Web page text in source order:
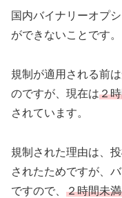
国内バイナリーオプ
ができないことです。
規制が適用される前
のですが、現在は２
されています。
規制された理由は、
されたためですが、
ですので、 ２時間未